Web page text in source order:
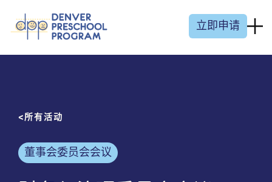
立即申请
所有活动
董事会委员会会议